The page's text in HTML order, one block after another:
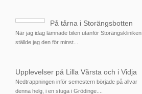
På tårna i Storängsbotten
När jag idag lämnade bilen utanför Storängskliniken
ställde jag den för minst...
Upplevelser på Lilla Vårsta och i Vidja
Nedtrappningen inför semestern började på allvar
denna helg, i en stuga i Grödinge....